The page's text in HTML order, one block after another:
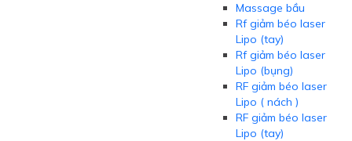
Massage bầu
Rf giảm béo laser
Lipo (tay)
Rf giảm béo laser
Lipo (bụng)
RF giảm béo laser
Lipo ( nách )
RF giảm béo laser
Lipo (tay)